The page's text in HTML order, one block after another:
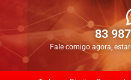
83
Fale comigo agora,